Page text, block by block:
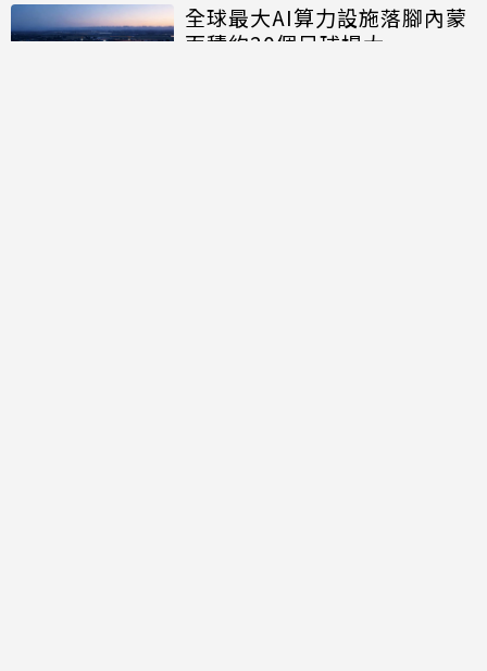
全球最大AI算力設施落腳內蒙
面積約20個足球場大